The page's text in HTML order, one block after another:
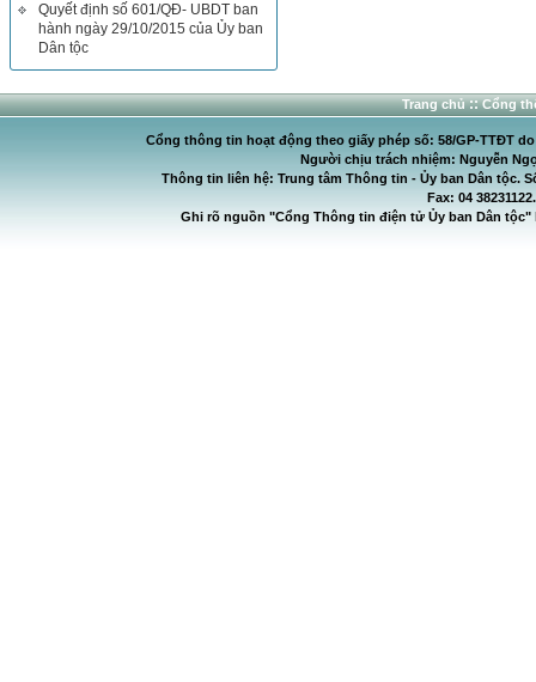
Quyết định số 601/QĐ- UBDT ban
hành ngày 29/10/2015 của Ủy ban
Dân tộc
Trang chủ:: Cổng
Cổng thông tin hoạt động theo giấy phép số: 58/GP-TTĐT
Người chịu trách nhiệm: Nguyễn
Thông tin liên hệ: Trung tâm Thông tin - Ủy ban Dân tộc.
Fax: 04
Ghi rõ nguồn "Cổng Thông tin điện tử Ủy ban Dân